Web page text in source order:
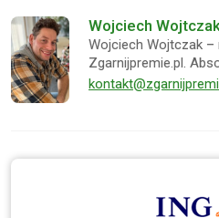
Wojciech
Wojciech Wojtczak –
Zgarnijpremie.pl.